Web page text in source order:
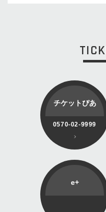
チケットぴあ
0570-02-9999
e+